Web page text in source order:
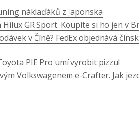
náklaďáků z Japonska
GR Sport. Koupíte si ho jen v
v Číně? FedEx objednává
PIE Pro umí vyrobit pizzu!
Volkswagenem e-Crafter. Jak